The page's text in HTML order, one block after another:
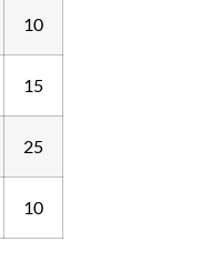
10
15
25
10